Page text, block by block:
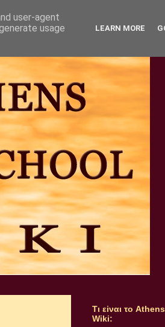
Τι εiναι το
Wiki:
user-agent
usage
LEARN MORE